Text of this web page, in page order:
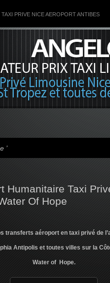
TAXI PRIVE NICE AEROPORT ANTIBES
’
Humanitaire Taxi
Of Hope
transferts aéroport en taxi privé de
Antipolis et toutes villes sur la
Water of Hope.